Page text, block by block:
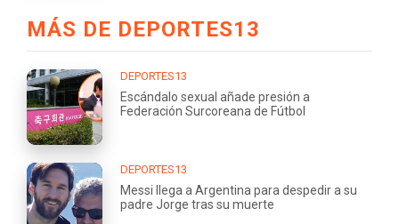
MÁS DE DEPORTES13
DEPORTES13
Escándalo sexual añade presión a
Federación Surcoreana de Fútbol
DEPORTES13
Messi llega a Argentina para despedir a su
padre Jorge tras su muerte